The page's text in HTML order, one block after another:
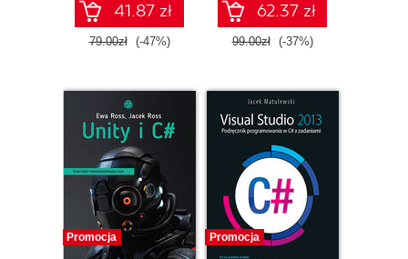
41.87 zł
79.00zł (-47%)
62.37 zł
99.00zł (-37%)
Promocja Promocja